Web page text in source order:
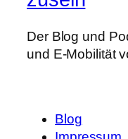
Der Blog und
und E-Mobilität
Blog